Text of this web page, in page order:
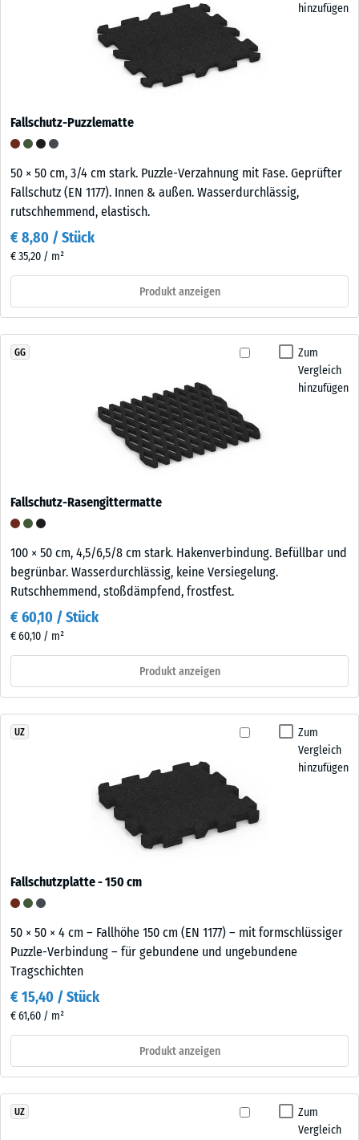
hinzufügen
Fallschutz-Puzzlematte
50 × 50 cm, 3/4 cm stark. Puzzle-Verzahnung mit Fase. Geprüfter
Fallschutz (EN 1177). Innen & außen. Wasserdurchlässig,
rutschhemmend, elastisch.
€ 8,80 / Stück
€ 35,20 / m²
Produkt anzeigen
Zum
Vergleich
hinzufügen
GG
Fallschutz-Rasengittermatte
100 × 50 cm, 4,5/6,5/8 cm stark. Hakenverbindung. Befüllbar und
begrünbar. Wasserdurchlässig, keine Versiegelung.
Rutschhemmend, stoßdämpfend, frostfest.
€ 60,10 / Stück
€ 60,10 / m²
Produkt anzeigen
Zum
Vergleich
hinzufügen
UZ
Fallschutzplatte - 150 cm
50 × 50 × 4 cm – Fallhöhe 150 cm (EN 1177) – mit formschlüssiger
Puzzle-Verbindung – für gebundene und ungebundene
Tragschichten
€ 15,40 / Stück
€ 61,60 / m²
Produkt anzeigen
Zum
Vergleich
UZ